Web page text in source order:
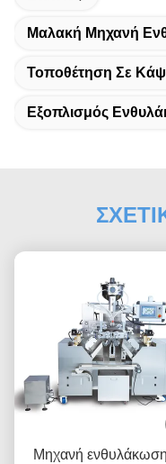
Μαλακή Μηχανή
Τοποθέτηση Σε
Εξοπλισμός
Μηχανή